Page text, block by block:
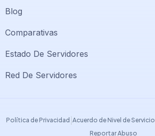
Blog
Comparativas
Estado De Servidores
Red De Servidores
Política de Privacidad Acuerdo de Nivel de Servicio
Reportar Abuso